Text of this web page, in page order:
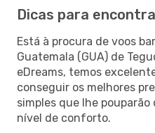
Dicas para
Está à procura de voos
Guatemala (GUA) de
eDreams, temos
conseguir os melhores
simples que lhe
nível de conforto.